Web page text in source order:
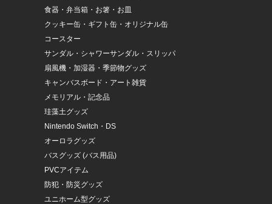
食器・弁当箱・お箸・お皿
クッキー缶・ギフト缶・オリジナル缶
コースター
サンダル・シャワーサンダル・スリッパ
扇風機・加湿器・季節物グッズ
キャンバスボード・アート雑貨
メモリアル・記念品
珪藻土グッズ
Nintendo Switch・DS
オーロラグッズ
バスグッズ (バス用品)
PVCアイテム
防犯・防災グッズ
ユニホーム型グッズ